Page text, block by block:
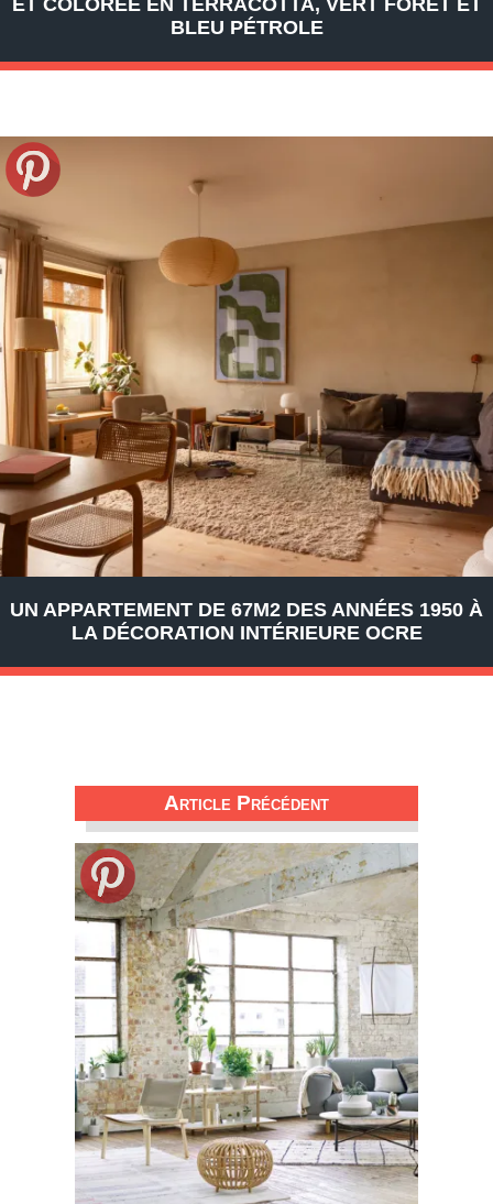
ET COLORÉE EN TERRACOTTA, VERT FORÊT ET
BLEU PÉTROLE
UN APPARTEMENT DE 67M2 DES ANNÉES 1950 À
LA DÉCORATION INTÉRIEURE OCRE
Article Précédent